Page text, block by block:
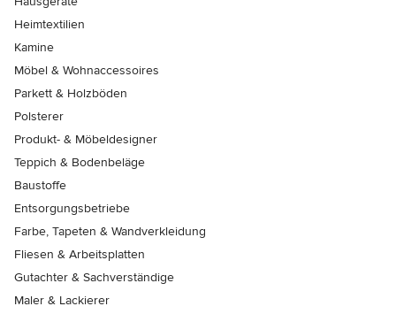
Heimtextilien
Kamine
Möbel & Wohnaccessoires
Parkett & Holzböden
Polsterer
Produkt- & Möbeldesigner
Teppich & Bodenbeläge
Baustoffe
Entsorgungsbetriebe
Farbe, Tapeten & Wandverkleidung
Fliesen & Arbeitsplatten
Gutachter & Sachverständige
Maler & Lackierer